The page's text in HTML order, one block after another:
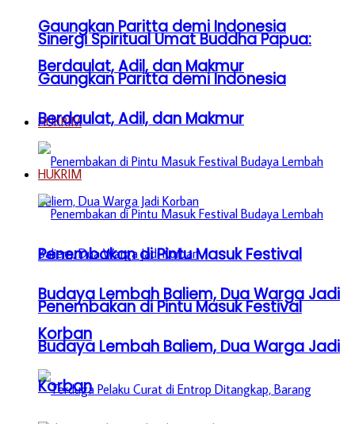
Gaungkan Paritta demi Indonesia
Berdaulat, Adil, dan Makmur
HUKRIM
Penembakan di Pintu Masuk Festival
Budaya Lembah Baliem, Dua Warga Jadi
Korban
Sinergi Spiritual Umat Buddha Papua:
Gaungkan Paritta demi Indonesia
Berdaulat, Adil, dan Makmur
HUKRIM
Penembakan di Pintu Masuk Festival
Budaya Lembah Baliem, Dua Warga Jadi
Korban